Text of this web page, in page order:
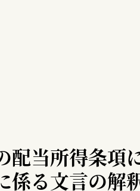
配当所得条項
係る文言の解